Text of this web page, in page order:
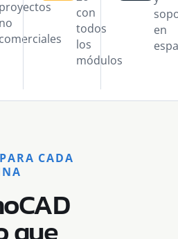
proyectos
no
comerciales
con
todos
los
módulos
en
CADA